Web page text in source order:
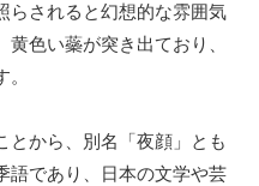
らされると幻想的な雰囲気
色い蘂が突き出ており、
とから、別名「夜顔」とも
語であり、日本の文学や芸